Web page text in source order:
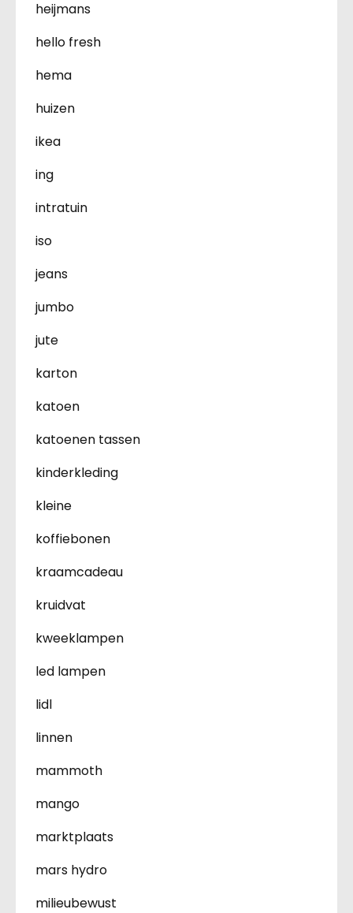
heijmans
hello fresh
hema
huizen
ikea
ing
intratuin
iso
jeans
jumbo
jute
karton
katoen
katoenen tassen
kinderkleding
kleine
koffiebonen
kraamcadeau
kruidvat
kweeklampen
led lampen
lidl
linnen
mammoth
mango
marktplaats
mars hydro
milieubewust